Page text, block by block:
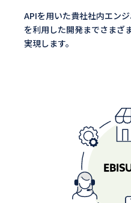
APIを用いた貴社社内エン
を利用した開発までさまざ
実現します。